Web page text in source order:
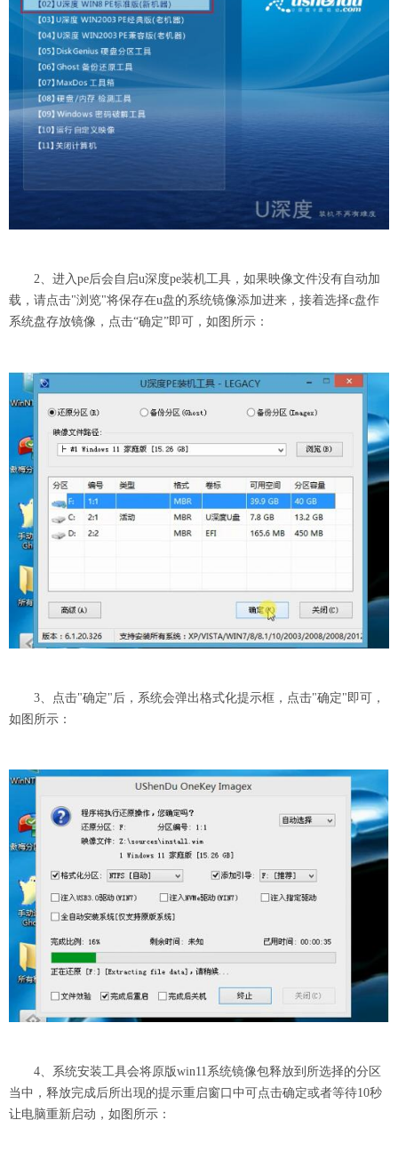
2、进入pe后会自启u深度pe装机工具，如果映像文件没有自动加
载，请点击"浏览"将保存在u盘的系统镜像添加进来，接着选择c盘作
系统盘存放镜像，点击“确定”即可，如图所示：
3、点击"确定"后，系统会弹出格式化提示框，点击"确定"即可，
如图所示：
4、系统安装工具会将原版win11系统镜像包释放到所选择的分区
当中，释放完成后所出现的提示重启窗口中可点击确定或者等待10秒
让电脑重新启动，如图所示：